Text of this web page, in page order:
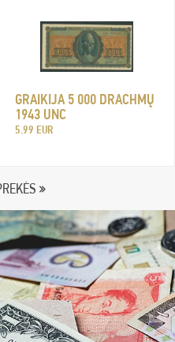
GRAIKIJA 5 000 DRACHMŲ
1943 UNC
5.99 EUR